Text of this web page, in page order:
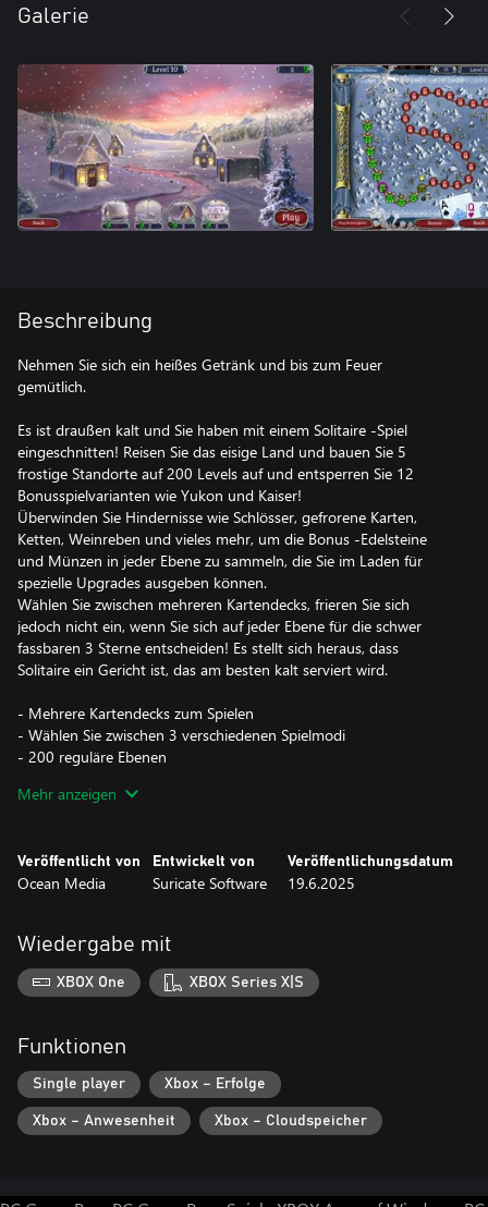
Galerie
Beschreibung
Nehmen Sie sich ein heißes Getränk und bis zum Feuer
gemütlich.
Es ist draußen kalt und Sie haben mit einem Solitaire -Spiel
eingeschnitten! Reisen Sie das eisige Land und bauen Sie 5
frostige Standorte auf 200 Levels auf und entsperren Sie 12
Bonusspielvarianten wie Yukon und Kaiser!
Überwinden Sie Hindernisse wie Schlösser, gefrorene Karten,
Ketten, Weinreben und vieles mehr, um die Bonus -Edelsteine ​​
und Münzen in jeder Ebene zu sammeln, die Sie im Laden für
spezielle Upgrades ausgeben können.
Wählen Sie zwischen mehreren Kartendecks, frieren Sie sich
jedoch nicht ein, wenn Sie sich auf jeder Ebene für die schwer
fassbaren 3 Sterne entscheiden! Es stellt sich heraus, dass
Solitaire ein Gericht ist, das am besten kalt serviert wird.
- Mehrere Kartendecks zum Spielen
- Wählen Sie zwischen 3 verschiedenen Spielmodi
- 200 reguläre Ebenen
Mehr anzeigen
Veröffentlicht von
Ocean Media
Entwickelt von
Suricate Software
Veröffentlichungsdatum
19.6.2025
Wiedergabe mit
XBOX One XBOX Series X|S
Funktionen
Single player Xbox – Erfolge
Xbox – Anwesenheit Xbox – Cloudspeicher